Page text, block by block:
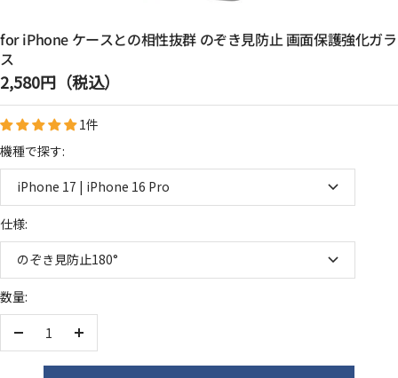
for iPhone ケースとの相性抜群 のぞき見防止 画面保護強化ガラ
ス
セ
ー
ル
価
格
2,580円（税込）
1件
機種で探す:
iPhone 17 | iPhone 16 Pro
仕様:
のぞき見防止180°
数量:
数
量